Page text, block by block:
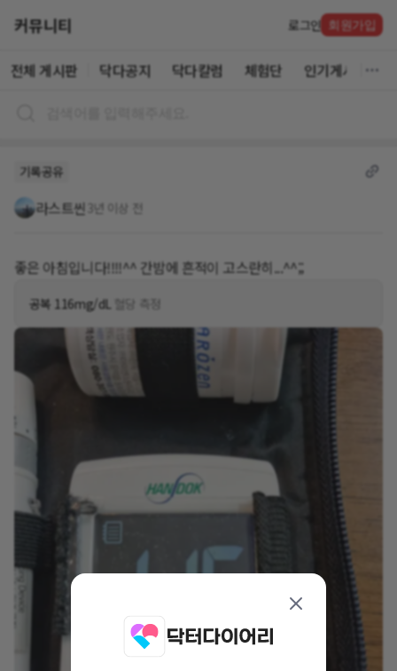
커뮤니티 로그인 회원가입
전체 게시판 닥다공지 닥다칼럼 체험단 인기게시글
기록공유
라스트씬 3년 이상 전
좋은 아침입니다!!!!^^ 간밤에 흔적이 고스란히...^^;;
공복 116mg/dL 혈당 측정